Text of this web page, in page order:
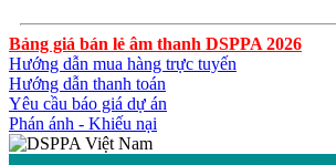
Bảng giá bán lẻ âm thanh DSPPA 2026
Hướng dẫn mua hàng trực tuyến
Hướng dẫn thanh toán
Yêu cầu báo giá dự án
Phán ánh - Khiếu nại